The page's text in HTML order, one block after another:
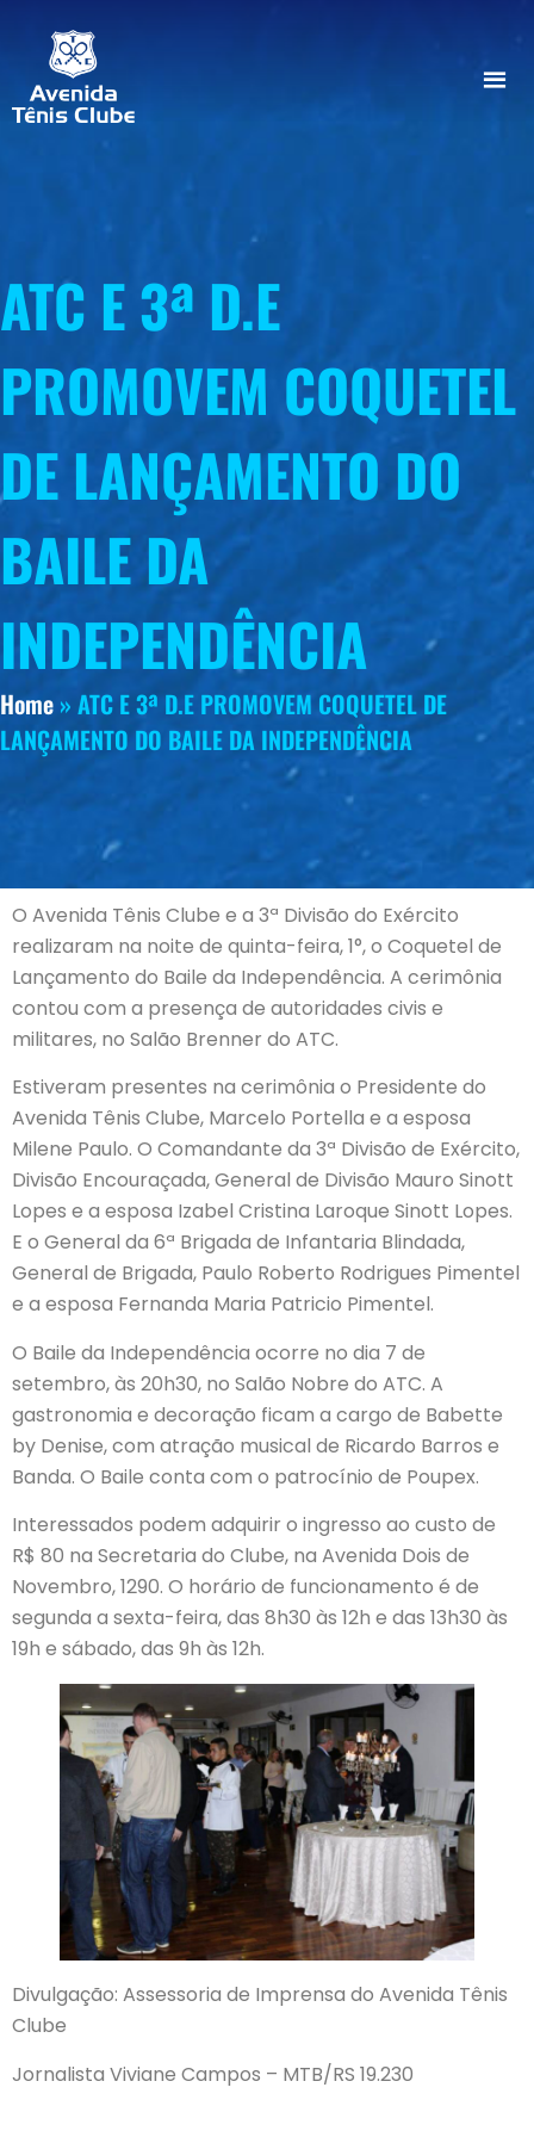
ATC E 3ª D.E
PROMOVEM COQUETEL
DE LANÇAMENTO DO
BAILE DA
INDEPENDÊNCIA
Home » ATC E 3ª D.E PROMOVEM COQUETEL DE
LANÇAMENTO DO BAILE DA INDEPENDÊNCIA
O Avenida Tênis Clube e a 3ª Divisão do Exército
realizaram na noite de quinta-feira, 1°, o Coquetel de
Lançamento do Baile da Independência. A cerimônia
contou com a presença de autoridades civis e
militares, no Salão Brenner do ATC.
Estiveram presentes na cerimônia o Presidente do
Avenida Tênis Clube, Marcelo Portella e a esposa
Milene Paulo. O Comandante da 3ª Divisão de Exército,
Divisão Encouraçada, General de Divisão Mauro Sinott
Lopes e a esposa Izabel Cristina Laroque Sinott Lopes.
E o General da 6ª Brigada de Infantaria Blindada,
General de Brigada, Paulo Roberto Rodrigues Pimentel
e a esposa Fernanda Maria Patricio Pimentel.
O Baile da Independência ocorre no dia 7 de
setembro, às 20h30, no Salão Nobre do ATC. A
gastronomia e decoração ficam a cargo de Babette
by Denise, com atração musical de Ricardo Barros e
Banda. O Baile conta com o patrocínio de Poupex.
Interessados podem adquirir o ingresso ao custo de
R$ 80 na Secretaria do Clube, na Avenida Dois de
Novembro, 1290. O horário de funcionamento é de
segunda a sexta-feira, das 8h30 às 12h e das 13h30 às
19h e sábado, das 9h às 12h.
Divulgação: Assessoria de Imprensa do Avenida Tênis
Clube
Jornalista Viviane Campos – MTB/RS 19.230